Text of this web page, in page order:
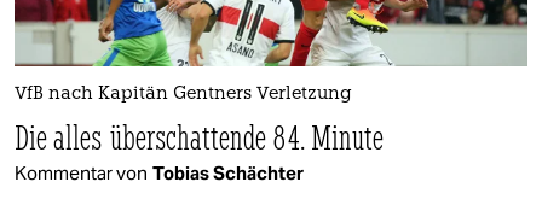
VfB nach Kapitän Gentners Verletzung
Die alles überschattende 84. Minute
Kommentar von Tobias Schächter